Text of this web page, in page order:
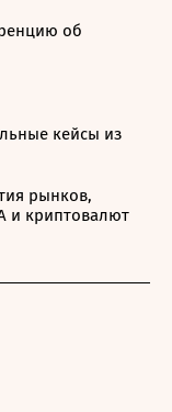
об
кейсы из
рынков,
и криптовалют